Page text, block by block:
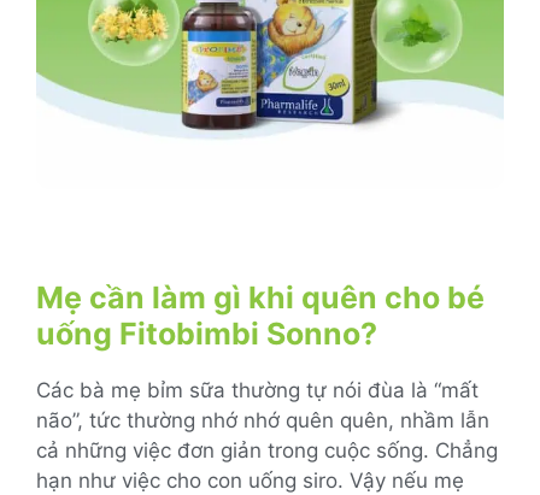
Mẹ cần làm gì khi quên cho bé
uống Fitobimbi Sonno?
Các bà mẹ bỉm sữa thường tự nói đùa là “mất
não”, tức thường nhớ nhớ quên quên, nhầm lẫn
cả những việc đơn giản trong cuộc sống. Chẳng
hạn như việc cho con uống siro. Vậy nếu mẹ